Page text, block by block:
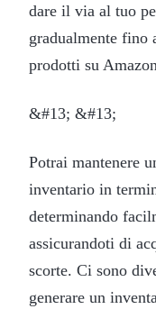
dare il via al tuo
gradualmente fino
prodotti su
&#13; &#13;
Potrai mantenere
inventario in
determinando
assicurandoti di
scorte. Ci sono
generare un